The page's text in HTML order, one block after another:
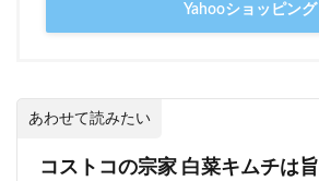
Yahooショッピング
あわせて読みたい
コストコの宗家 白菜キムチは旨